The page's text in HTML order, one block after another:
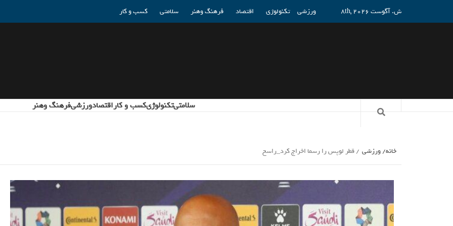
ش. آگوست 8th, 2026 ورزشی تکنولوژی اقتصاد فرهنگ وهنر سلامتی کسب و کار
سلامتیتکنولوژیکسب و کاراقتصادورزشیفرهنگ وهنر
خانه ورزشی قطر لوپس را رسما اخراج کرد_راسخ